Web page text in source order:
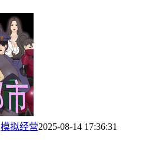
模拟经营2025-08-14 17:36:31